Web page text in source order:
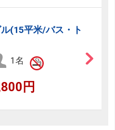
(15平米/バス・ト
1名
円